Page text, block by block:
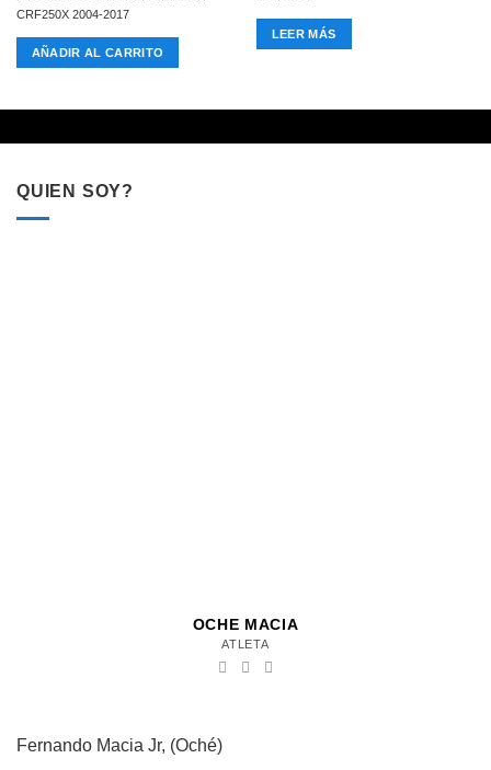
CRF250X 2004-2017
AÑADIR AL CARRITO
LEER MÁS
QUIEN SOY?
OCHE MACIA
ATLETA
Fernando Macia Jr, (Oché)